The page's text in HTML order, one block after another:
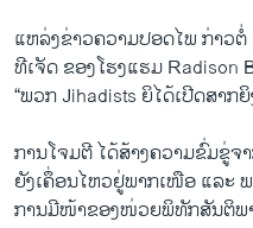
ແຫ​ລ່ງຂ່າວ​ຄວາ​ມປອດ​ໄພ ກ່າວ​
ທີເຈັດ ຂອງ​ໂຮ​ງ​ແຮມ Radison
“ພວກ Jihadists ຍິ​ໄດ້​ເປີດ​ສາກ​
ການ​ໂຈມ​ຕີ ​ໄດ້​ສ້າງ​ຄວາມ​ຂົ່ມຂູ່​
ຍັງ​ເຄຶ່ອນ​ໄຫວ​ຢູ່​ພາກ​ເໜືອ ​ແລະ
ການມີໜ້າ​ຂອງໜ່ວຍ​ພິທັກ​ສັນຕິພ